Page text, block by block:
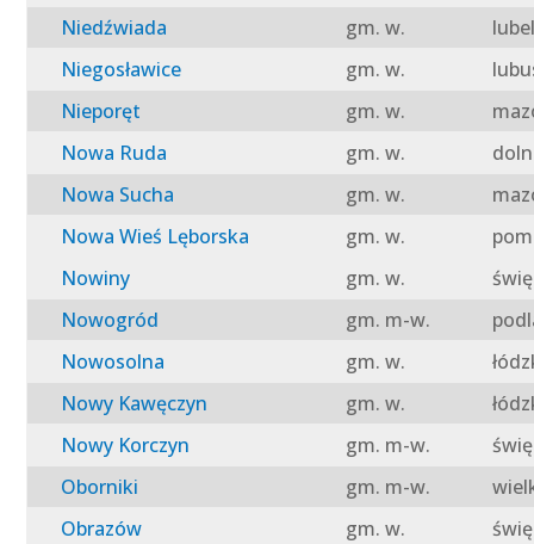
Niedźwiada
gm. w.
Niegosławice
gm. w.
Nieporęt
gm. w.
Nowa Ruda
gm. w.
Nowa Sucha
gm. w.
Nowa Wieś Lęborska
gm. w.
Nowiny
gm. w.
Nowogród
gm. m-w.
Nowosolna
gm. w.
Nowy Kawęczyn
gm. w.
Nowy Korczyn
gm. m-w.
Oborniki
gm. m-w.
Obrazów
gm. w.